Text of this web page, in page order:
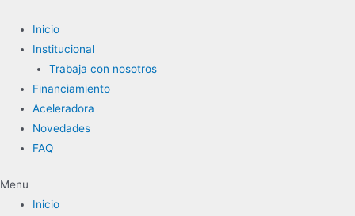
contenido
Inicio
Institucional
Trabaja con nosotros
Financiamiento
Aceleradora
Novedades
FAQ
Menu
Inicio